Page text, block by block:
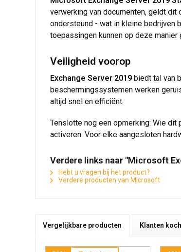
verwerking van documenten, geldt dit
ondersteund - wat in kleine bedrijven
toepassingen kunnen op deze
Veiligheid voorop
Exchange Server 2019 biedt tal van
beschermingssystemen werken
altijd snel en efficiënt.
Tenslotte nog een opmerking: Wie
activeren. Voor elke aangesloten
Verdere links naar "Microsoft
Hebt u vragen bij het product?
Verdere producten van Microsoft
Vergelijkbare producten Klanten